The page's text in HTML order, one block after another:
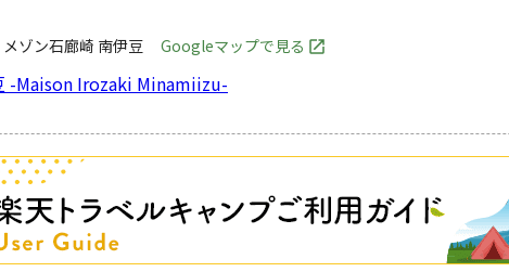
メゾン石廊崎 南伊豆 Googleマップで見る